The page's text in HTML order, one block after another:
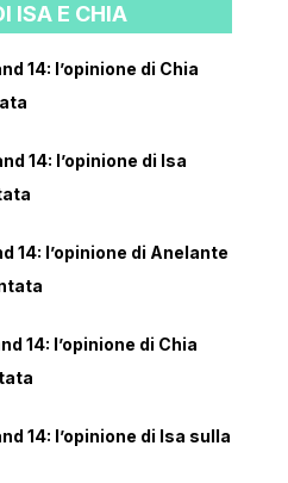
ISA E CHIA
14: l’opinione di Chia
14: l’opinione di Isa
14: l’opinione di Anelante
14: l’opinione di Chia
14: l’opinione di Isa sulla